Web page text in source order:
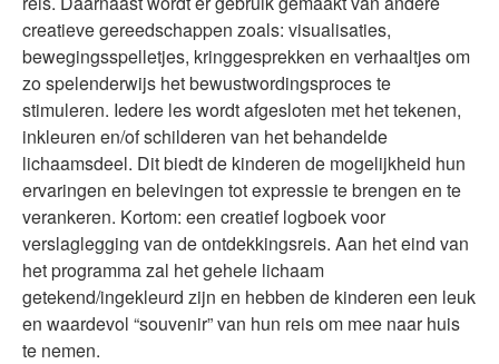
creatieve gereedschappen zoals: visualisaties,
bewegingsspelletjes, kringgesprekken en verhaaltjes om
zo spelenderwijs het bewustwordingsproces te
stimuleren. Iedere les wordt afgesloten met het tekenen,
inkleuren en/of schilderen van het behandelde
lichaamsdeel. Dit biedt de kinderen de mogelijkheid hun
ervaringen en belevingen tot expressie te brengen en te
verankeren. Kortom: een creatief logboek voor
verslaglegging van de ontdekkingsreis. Aan het eind van
het programma zal het gehele lichaam
getekend/ingekleurd zijn en hebben de kinderen een leuk
en waardevol “souvenir” van hun reis om mee naar huis
te nemen.